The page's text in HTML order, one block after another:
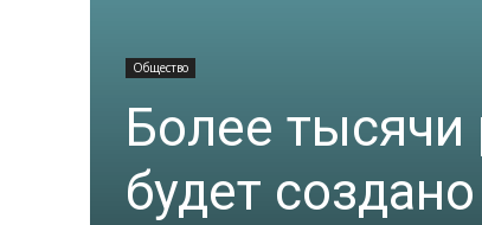
Общество
Более тысячи
будет